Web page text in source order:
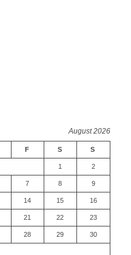
August 2026
F S S
1 2
7 8 9
14 15 16
21 22 23
28 29 30